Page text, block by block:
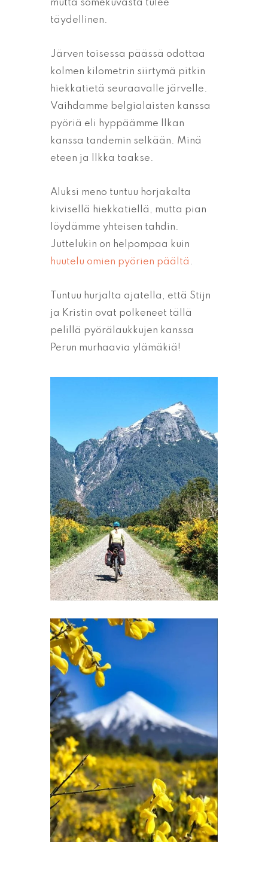
mutta somekuvasta tulee
täydellinen.
Järven toisessa päässä odottaa
kolmen kilometrin siirtymä pitkin
hiekkatietä seuraavalle järvelle.
Vaihdamme belgialaisten kanssa
pyöriä eli hyppäämme Ilkan
kanssa tandemin selkään. Minä
eteen ja Ilkka taakse.
Aluksi meno tuntuu horjakalta
kivisellä hiekkatiellä, mutta pian
löydämme yhteisen tahdin.
Juttelukin on helpompaa kuin
huutelu omien pyörien päältä .
Tuntuu hurjalta ajatella, että Stijn
ja Kristin ovat polkeneet tällä
pelillä pyörälaukkujen kanssa
Perun murhaavia ylämäkiä!